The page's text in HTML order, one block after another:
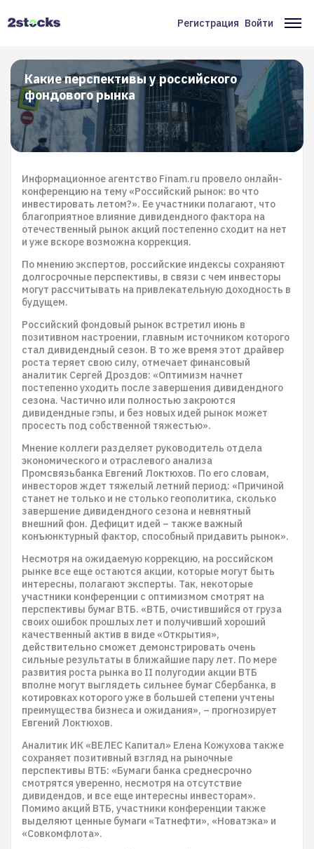
Меню
учётной
записи
пользователя
Регистрация Войти
Какие перспективы у российского
фондового рынка
Информационное агентство Finam.ru провело онлайн-
конференцию на тему «Российский рынок: во что
инвестировать летом?». Ее участники полагают, что
благоприятное влияние дивидендного фактора на
отечественный рынок акций постепенно сходит на нет
и уже вскоре возможна коррекция.
По мнению экспертов, российские индексы сохраняют
долгосрочные перспективы, в связи с чем инвесторы
могут рассчитывать на привлекательную доходность в
будущем.
Российский фондовый рынок встретил июнь в
позитивном настроении, главным источником которого
стал дивидендный сезон. В то же время этот драйвер
роста теряет свою силу, отмечает финансовый
аналитик Сергей Дроздов: «Оптимизм начнет
постепенно уходить после завершения дивидендного
сезона. Частично или полностью закроются
дивидендные гэпы, и без новых идей рынок может
просесть под собственной тяжестью».
Мнение коллеги разделяет руководитель отдела
экономического и отраслевого анализа
Промсвязьбанка Евгений Локтюхов. По его словам,
инвесторов ждет тяжелый летний период: «Причиной
станет не только и не столько геополитика, сколько
завершение дивидендного сезона и невнятный
внешний фон. Дефицит идей – также важный
конъюнктурный фактор, способный придавить рынок».
Несмотря на ожидаемую коррекцию, на российском
рынке все еще остаются акции, которые могут быть
интересны, полагают эксперты. Так, некоторые
участники конференции с оптимизмом смотрят на
перспективы бумаг ВТБ. «ВТБ, очистившийся от груза
своих ошибок прошлых лет и получивший хороший
качественный актив в виде «Открытия»,
действительно сможет демонстрировать очень
сильные результаты в ближайшие пару лет. По мере
развития роста рынка во II полугодии акции ВТБ
вполне могут выглядеть сильнее бумаг Сбербанка, в
котировках которого уже в большей степени учтены
преимущества бизнеса и ожидания», – прогнозирует
Евгений Локтюхов.
Аналитик ИК «ВЕЛЕС Капитал» Елена Кожухова также
сохраняет позитивный взгляд на рыночные
перспективы ВТБ: «Бумаги банка среднесрочно
смотрятся уверенно, несмотря на отсутствие
дивидендов, и все еще интересны инвесторам».
Помимо акций ВТБ, участники конференции также
выделяют ценные бумаги «Татнефти», «Новатэка» и
«Совкомфлота».